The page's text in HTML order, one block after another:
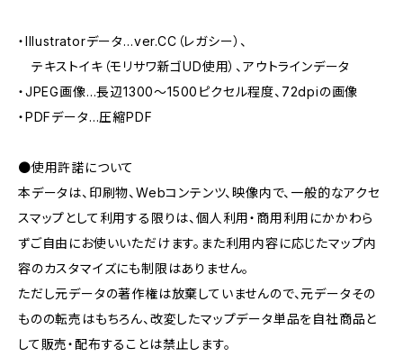
・Illustratorデータ…ver.CC（レガシー）、
テキストイキ（モリサワ新ゴUD使用）、アウトラインデータ
・JPEG画像…長辺1300～1500ピクセル程度、72dpiの画像
・PDFデータ…圧縮PDF
●使用許諾について
本データは、印刷物、Webコンテンツ、映像内で、一般的なアクセ
スマップとして利用する限りは、個人利用・商用利用にかかわら
ずご自由にお使いいただけます。また利用内容に応じたマップ内
容のカスタマイズにも制限はありません。
ただし元データの著作権は放棄していませんので、元データその
ものの転売はもちろん、改変したマップデータ単品を自社商品と
して販売・配布することは禁止します。